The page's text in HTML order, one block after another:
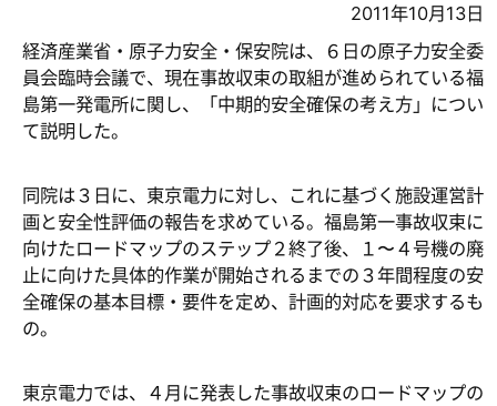
2011年10月13日
経済産業省・原子力安全・保安院は、６日の原子力安全委
員会臨時会議で、現在事故収束の取組が進められている福
島第一発電所に関し、「中期的安全確保の考え方」につい
て説明した。
同院は３日に、東京電力に対し、これに基づく施設運営計
画と安全性評価の報告を求めている。福島第一事故収束に
向けたロードマップのステップ２終了後、１〜４号機の廃
止に向けた具体的作業が開始されるまでの３年間程度の安
全確保の基本目標・要件を定め、計画的対応を要求するも
の。
東京電力では、４月に発表した事故収束のロードマップの